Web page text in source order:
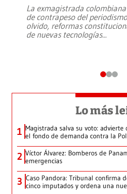
La exmagistrada
de contrapeso del
olvido, reformas
de nuevas tecnologías...
Lo más
1 Magistrada salva su voto:
el fondo de demanda contra la
2 Víctor Álvarez: Bomberos de
emergencias
3 Caso Pandora: Tribunal confirma
cinco imputados y ordena una